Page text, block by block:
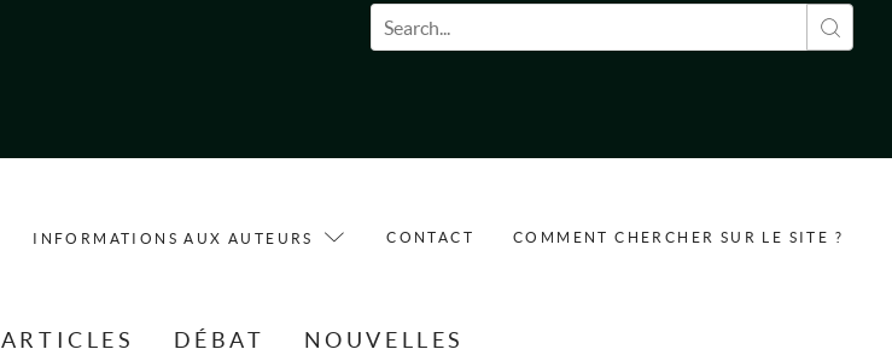
Formulaire de recherche
INFORMATIONS AUX AUTEURS CONTACT COMMENT CHERCHER SUR LE SITE ?
ARTICLES DÉBAT NOUVELLES